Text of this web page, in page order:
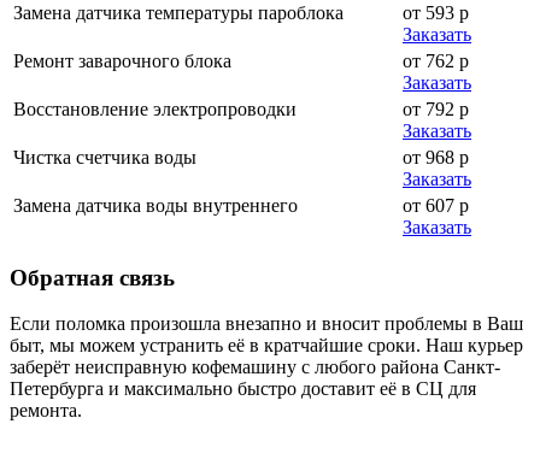
Замена датчика температуры пароблока
от 593 р
Заказать
Ремонт заварочного блока
от 762 р
Заказать
Восстановление электропроводки
от 792 р
Заказать
Чистка счетчика воды
от 968 р
Заказать
Замена датчика воды внутреннего
от 607 р
Заказать
Обратная связь
Если поломка произошла внезапно и вносит проблемы в Ваш
быт, мы можем устранить её в кратчайшие сроки. Наш курьер
заберёт неисправную кофемашину с любого района Санкт-
Петербурга и максимально быстро доставит её в СЦ для
ремонта.